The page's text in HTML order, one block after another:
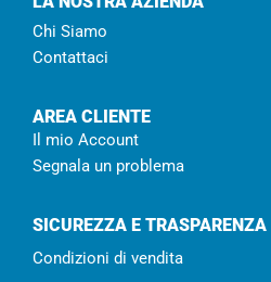
Chi Siamo
Contattaci
AREA CLIENTE
Il mio Account
Segnala un problema
SICUREZZA E TRASPARENZA
Condizioni di vendita